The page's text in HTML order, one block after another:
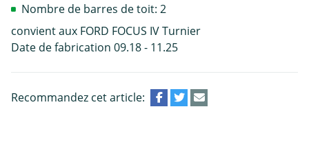
Nombre de barres de toit: 2
convient aux FORD FOCUS IV Turnier
Date de fabrication 09.18 - 11.25
Recommandez cet article: